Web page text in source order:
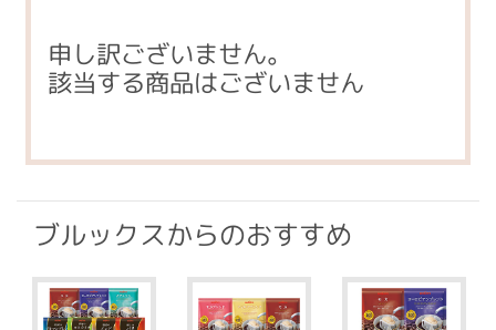
申し訳ございません。
該当する商品はございません
ブルックスからのおすすめ